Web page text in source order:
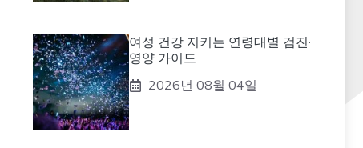
여성 건강 지키는 연령대별 검진·
영양 가이드
2026년 08월 04일